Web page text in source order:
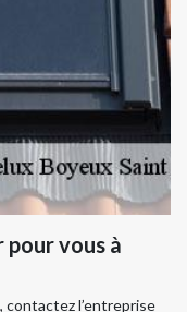
pour vous à
contactez l’entreprise